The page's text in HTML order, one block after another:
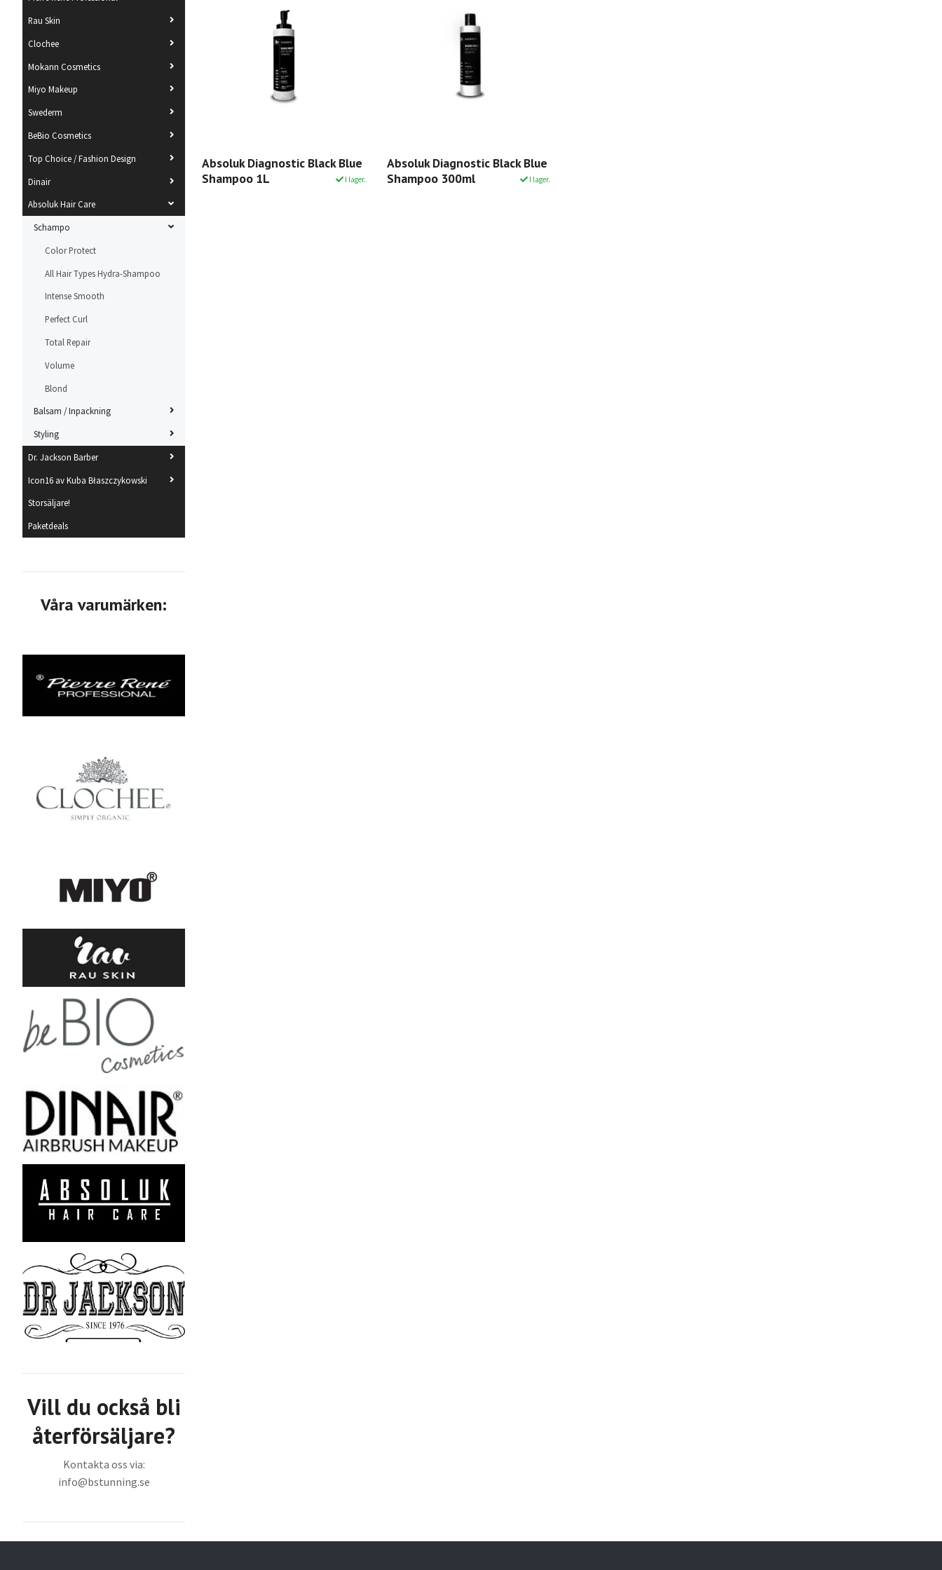
Rau Skin
Clochee
Mokann Cosmetics
Miyo Makeup
Swederm
BeBio Cosmetics
Top Choice / Fashion Design
Dinair
Absoluk Hair Care
Schampo
Color Protect
All Hair Types Hydra-Shampoo
Intense Smooth
Perfect Curl
Total Repair
Volume
Blond
Balsam / Inpackning
Styling
Dr. Jackson Barber
Icon16 av Kuba Błaszczykowski
Storsäljare!
Paketdeals
Våra varumärken:
Vill du också bli
återförsäljare?
Kontakta oss via:
info@bstunning.se
Absoluk Diagnostic Black Blue
Shampoo 1L
I lager.
Absoluk Diagnostic Black Blue
Shampoo 300ml
I lager.